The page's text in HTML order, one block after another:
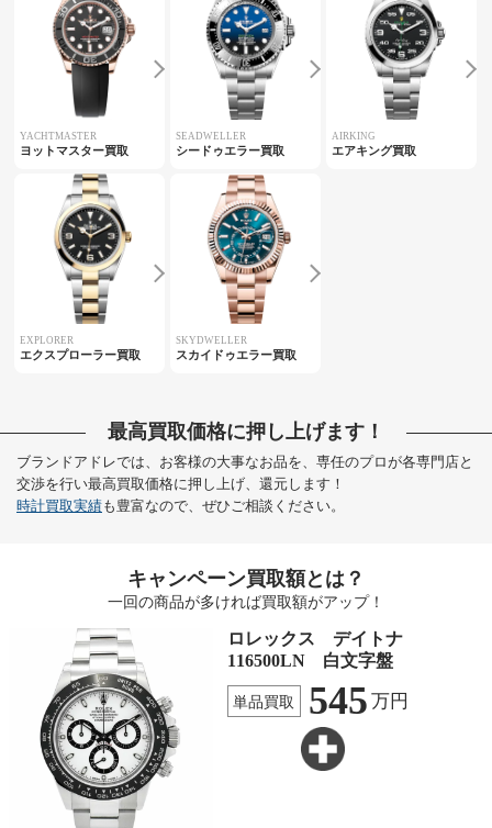
YACHTMASTER
ヨットマスター買取
SEADWELLER
シードゥエラー買取
AIRKING
エアキング買取
EXPLORER
エクスプローラー買取
SKYDWELLER
スカイドゥエラー買取
最高買取価格に押し上げます！
ブランドアドレでは、お客様の大事なお品を、専任のプロが各専門店と
交渉を行い最高買取価格に押し上げ、還元します！
時計買取実績も豊富なので、ぜひご相談ください。
キャンペーン買取額とは？
一回の商品が多ければ買取額がアップ！
ロレックス デイトナ
116500LN 白文字盤
単品買取 545 万円